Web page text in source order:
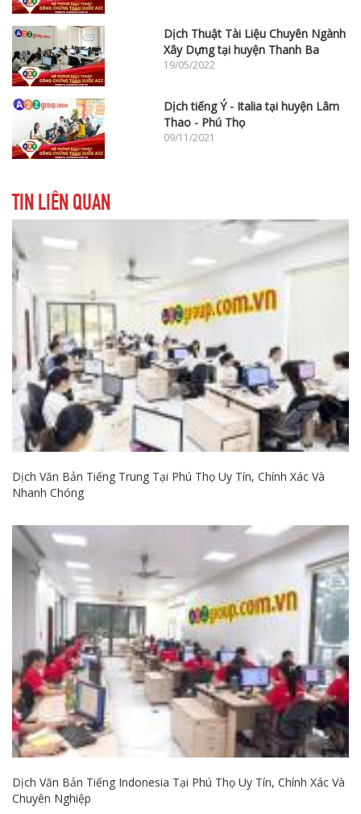
Dịch Thuật Tài Liệu Chuyên Ngành
Xây Dựng tại huyện Thanh Ba
19/05/2022
Dịch tiếng Ý - Italia tại huyện Lâm
Thao - Phú Thọ
09/11/2021
TIN LIÊN QUAN
Dịch Văn Bản Tiếng Trung Tại Phú Thọ Uy Tín, Chính Xác Và
Nhanh Chóng
Dịch Văn Bản Tiếng Indonesia Tại Phú Thọ Uy Tín, Chính Xác Và
Chuyên Nghiệp